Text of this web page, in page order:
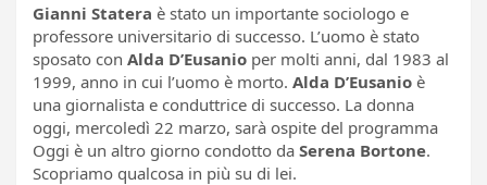
Gianni Statera è stato un importante sociologo e
professore universitario di successo. L’uomo è stato
sposato con Alda D’Eusanio per molti anni, dal 1983 al
1999, anno in cui l’uomo è morto. Alda D’Eusanio è
una giornalista e conduttrice di successo. La donna
oggi, mercoledì 22 marzo, sarà ospite del programma
Oggi è un altro giorno condotto da Serena Bortone.
Scopriamo qualcosa in più su di lei.